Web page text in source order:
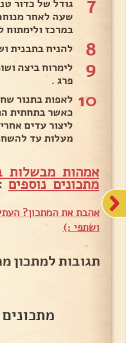
גודל של כדור
שעה לאחר
במרכז ולימתוח
8 להניח בתבנית
9
לימרוח ביצה
פרג .
10 כאשר בתחתית
מעלות עד
אמהות מבשלות
מתכונים נוספים
אהבת את המתכון?
ושתפי :)
תגובות למתכון